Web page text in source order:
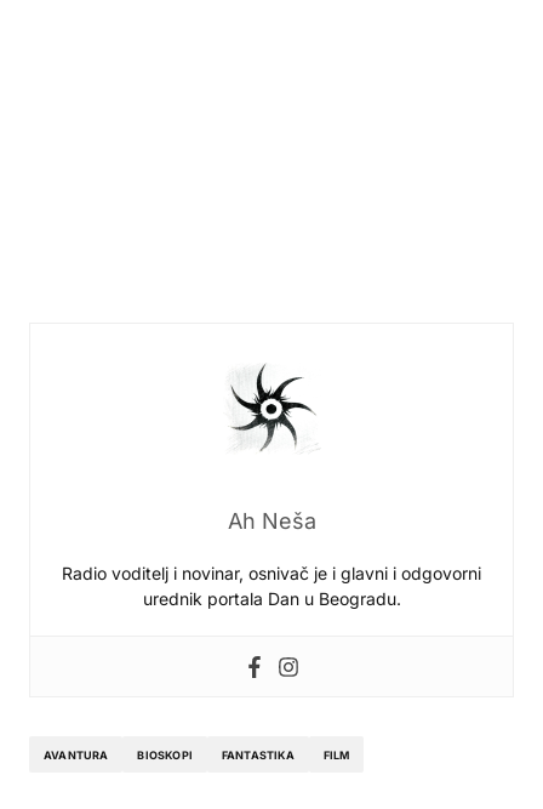
Ah Neša
Radio voditelj i novinar, osnivač je i glavni i odgovorni
urednik portala Dan u Beogradu.
AVANTURA BIOSKOPI FANTASTIKA FILM